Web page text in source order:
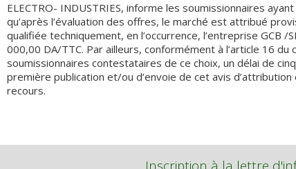
ELECTRO- INDUSTRIES, informe les soumissionnaires
qu’après l’évaluation des offres, le marché est attribué
qualifiée techniquement, en l’occurrence, l’entreprise GCB /
000,00 DA/TTC. Par ailleurs, conformément à l’article 16
soumissionnaires contestataires de ce choix, un délai de
première publication et/ou d’envoie de cet avis
recours.
Inscription à la lettre